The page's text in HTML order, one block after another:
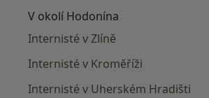
V okolí Hodonína
Internisté v Zlíně
Internisté v Kroměříži
Internisté v Uherském Hradišti